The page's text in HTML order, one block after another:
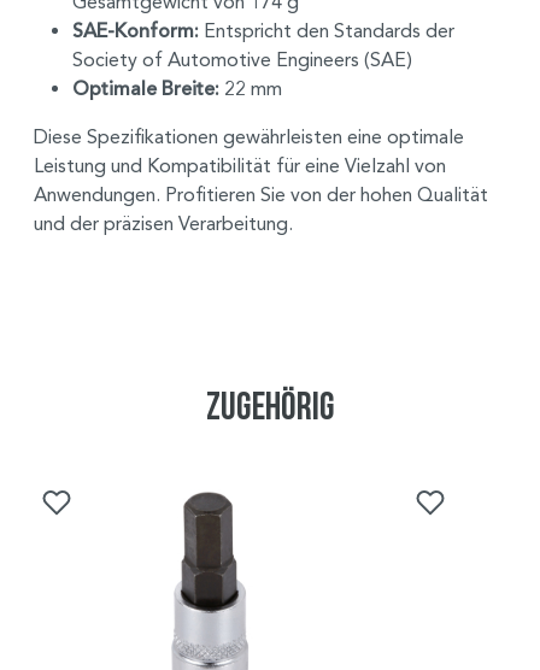
SAE-Konform: Entspricht den Standards der
Society of Automotive Engineers (SAE)
Optimale Breite: 22 mm
Diese Spezifikationen gewährleisten eine optimale
Leistung und Kompatibilität für eine Vielzahl von
Anwendungen. Profitieren Sie von der hohen Qualität
und der präzisen Verarbeitung.
Zugehörig